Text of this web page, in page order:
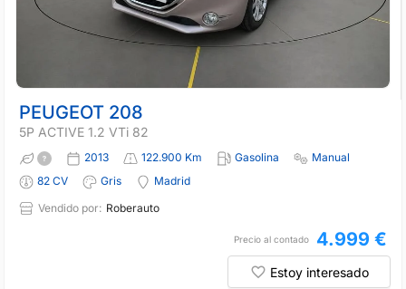
PEUGEOT 208
5P ACTIVE 1.2 VTi 82
2013 122.900 Km Gasolina
Manual
82 CV
Gris
Madrid
Vendido por: Roberauto
Precio al contado 4.999 €
Estoy interesado